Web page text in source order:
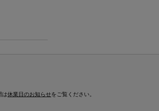
は休業日のお知らせをご覧ください。